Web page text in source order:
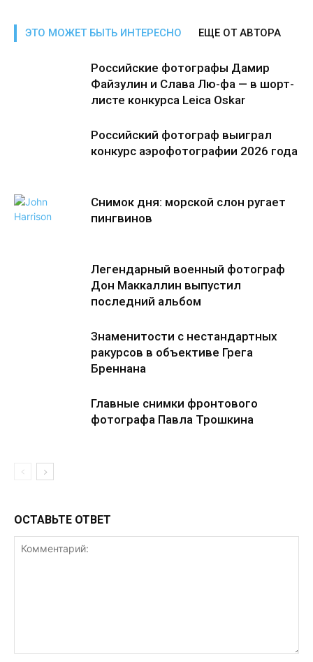
ЭТО МОЖЕТ БЫТЬ ИНТЕРЕСНО ЕЩЕ ОТ АВТОРА
Российские фотографы Дамир
Файзулин и Слава Лю-фа — в шорт-
листе конкурса Leica Oskar
Российский фотограф выиграл
конкурс аэрофотографии 2026 года
Снимок дня: морской слон ругает
пингвинов
Легендарный военный фотограф
Дон Маккаллин выпустил
последний альбом
Знаменитости с нестандартных
ракурсов в объективе Грега
Бреннана
Главные снимки фронтового
фотографа Павла Трошкина
ОСТАВЬТЕ ОТВЕТ